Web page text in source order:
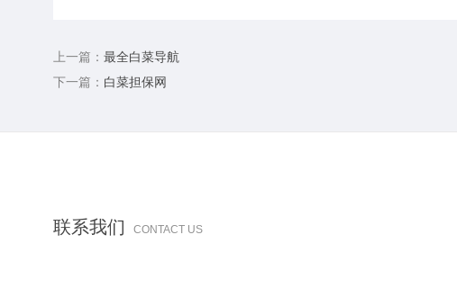
上一篇： 最全白菜导航
下一篇： 白菜担保网
联系我们 CONTACT US